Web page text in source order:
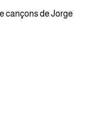
cançons de Jorge